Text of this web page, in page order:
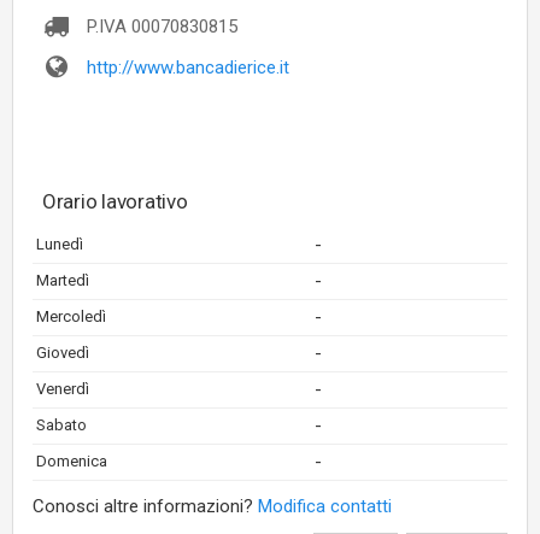
P.IVA 00070830815
http://www.bancadierice.it
Orario lavorativo
Lunedì -
Martedì -
Mercoledì -
Giovedì -
Venerdì -
Sabato -
Domenica -
Conosci altre informazioni? Modifica contatti